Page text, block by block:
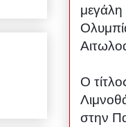
μεγάλη
Ο
στην